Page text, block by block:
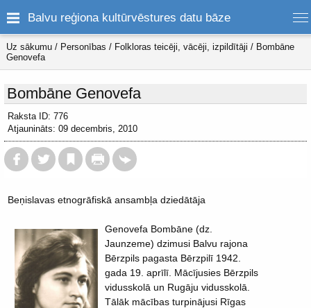
Balvu reģiona kultūrvēstures datu bāze
Uz sākumu / Personības / Folkloras teicēji, vācēji, izpildītāji / Bombāne
Genovefa
Bombāne Genovefa
Raksta ID: 776
Atjaunināts: 09 decembris, 2010
Beņislavas etnogrāfiskā ansambļa dziedātāja
Genovefa Bombāne (dz.
Jaunzeme) dzimusi Balvu rajona
Bērzpils pagasta Bērzpilī 1942.
gada 19. aprīlī. Mācījusies Bērzpils
vidusskolā un Rugāju vidusskolā.
Tālāk mācības turpinājusi Rīgas